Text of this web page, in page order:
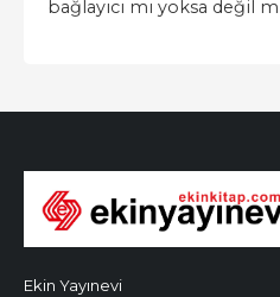
bağlayıcı mı yoksa değil
Ekin Yayınevi